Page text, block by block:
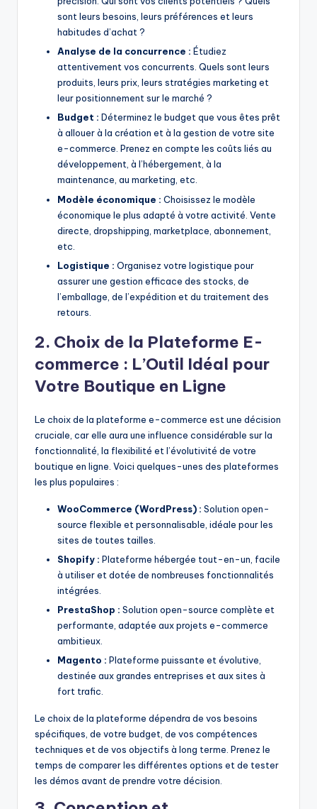
sont leurs besoins, leurs préférences et leurs
habitudes d’achat ?
Analyse de la concurrence : Étudiez
attentivement vos concurrents. Quels sont leurs
produits, leurs prix, leurs stratégies marketing et
leur positionnement sur le marché ?
Budget : Déterminez le budget que vous êtes prêt
à allouer à la création et à la gestion de votre site
e-commerce. Prenez en compte les coûts liés au
développement, à l’hébergement, à la
maintenance, au marketing, etc.
Modèle économique : Choisissez le modèle
économique le plus adapté à votre activité. Vente
directe, dropshipping, marketplace, abonnement,
etc.
Logistique : Organisez votre logistique pour
assurer une gestion efficace des stocks, de
l’emballage, de l’expédition et du traitement des
retours.
2. Choix de la Plateforme E-
commerce : L’Outil Idéal pour
Votre Boutique en Ligne
Le choix de la plateforme e-commerce est une décision
cruciale, car elle aura une influence considérable sur la
fonctionnalité, la flexibilité et l’évolutivité de votre
boutique en ligne. Voici quelques-unes des plateformes
les plus populaires :
WooCommerce (WordPress) : Solution open-
source flexible et personnalisable, idéale pour les
sites de toutes tailles.
Shopify : Plateforme hébergée tout-en-un, facile
à utiliser et dotée de nombreuses fonctionnalités
intégrées.
PrestaShop : Solution open-source complète et
performante, adaptée aux projets e-commerce
ambitieux.
Magento : Plateforme puissante et évolutive,
destinée aux grandes entreprises et aux sites à
fort trafic.
Le choix de la plateforme dépendra de vos besoins
spécifiques, de votre budget, de vos compétences
techniques et de vos objectifs à long terme. Prenez le
temps de comparer les différentes options et de tester
les démos avant de prendre votre décision.